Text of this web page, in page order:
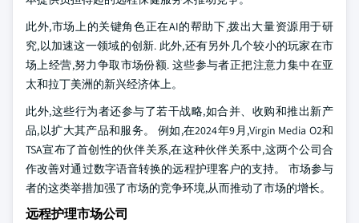
此外,市场上的关键角色正在AI的帮助下,拨出大量资源用于研
究,以加速这一领域的创新. 此外,还有另外几个较小的玩家在市
场上经营,努力争取市场份额. 这些参与者正把注意力集中在亚
太和拉丁美洲的新兴经济体上。
此外,这些行为者还参与了若干战略,如合并、收购和推出新产
品,以扩大其产品和服务。 例如,在2024年9月,Virgin Media O2和
TSA宣布了首创性的伙伴关系,在这种伙伴关系中,这两个公司合
作改善对通过数字语音转换的远程护理客户的支持。 市场参与
者的这类举措加强了市场的竞争环境,从而推动了市场的增长。
远程护理市场公司